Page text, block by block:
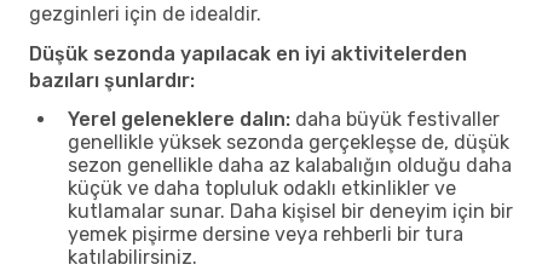
gezginleri için de idealdir.
Düşük sezonda yapılacak en iyi aktivitelerden
bazıları şunlardır:
Yerel geleneklere dalın: daha büyük festivaller
genellikle yüksek sezonda gerçekleşse de, düşük
sezon genellikle daha az kalabalığın olduğu daha
küçük ve daha topluluk odaklı etkinlikler ve
kutlamalar sunar. Daha kişisel bir deneyim için bir
yemek pişirme dersine veya rehberli bir tura
katılabilirsiniz.